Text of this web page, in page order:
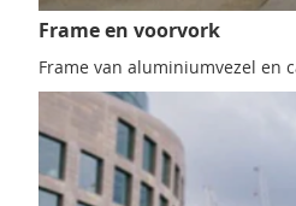
Frame en voorvork
Frame van aluminiumvezel en